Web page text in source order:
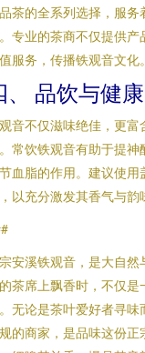
茶的全系列选择，服
专业的茶商不仅提供
服务，传播铁观音文化。
、 品饮与健康
音不仅滋味绝佳，更
常饮铁观音有助于提
血脂的作用。建议使
以充分激发其香气与韵
安溪铁观音，是大自
茶席上飘香时，不仅
无论是茶叶爱好者寻
的商家，是品味这份